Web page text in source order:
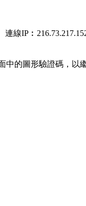
連線
中的圖形驗證碼，以